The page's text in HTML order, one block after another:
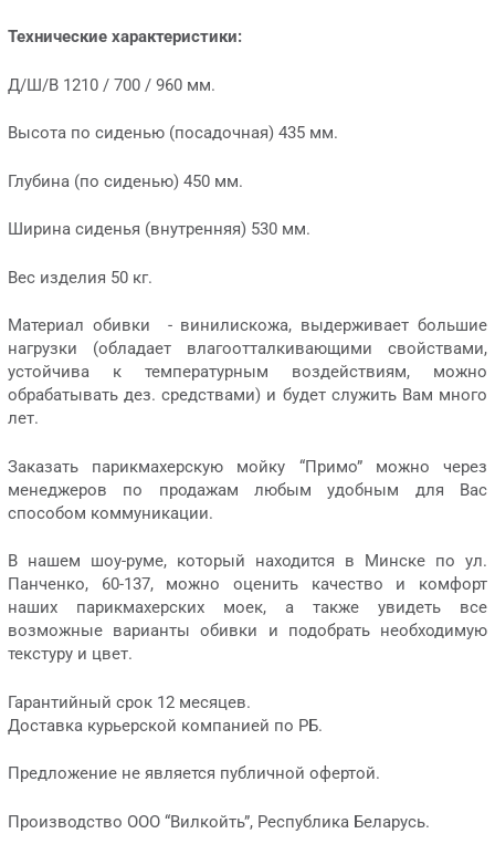
Технические характеристики:
Д/Ш/В 1210 / 700 / 960 мм.
Высота по сиденью (посадочная) 435 мм.
Глубина (по сиденью) 450 мм.
Ширина сиденья (внутренняя) 530 мм.
Вес изделия 50 кг.
Материал обивки - винилискожа, выдерживает большие
нагрузки (обладает влагоотталкивающими свойствами,
устойчива к температурным воздействиям, можно
обрабатывать дез. средствами) и будет служить Вам много
лет.
Заказать парикмахерскую мойку “Примо” можно через
менеджеров по продажам любым удобным для Вас
способом коммуникации.
В нашем шоу-руме, который находится в Минске по ул.
Панченко, 60-137, можно оценить качество и комфорт
наших парикмахерских моек, а также увидеть все
возможные варианты обивки и подобрать необходимую
текстуру и цвет.
Гарантийный срок 12 месяцев.
Доставка курьерской компанией по РБ.
Предложение не является публичной офертой.
Производство ООО “Вилкойть”, Республика Беларусь.